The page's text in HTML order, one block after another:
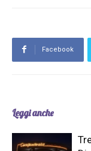
Facebook
Leggi anche